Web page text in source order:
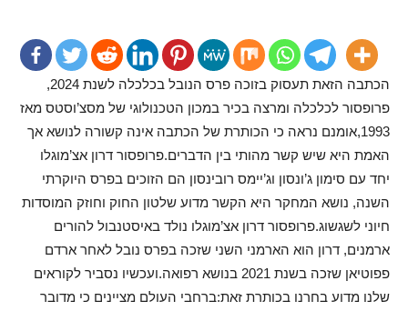
הכתבה הזאת תעסוק בזוכה פרס הנובל בכלכלה לשנת 2024,
פרופסור לכלכלה ומרצה בכיר במכון הטכנולוגי של מסצ’וסטס מאז
1993,אומנם נראה כי הכותרת של הכתבה אינה קשורה לנושא אך
האמת היא שיש קשר מהותי בין הדברים.פרופסור דרון אצ’מוגלו
יחד עם סימון ג’ונסון וג’יימס רובינסון הם הזוכים בפרס היוקרתי
השנה, נושא המחקר היא הקשר מדוע שלטון החוק וחוזק המוסדות
חיוני לשגשוג.פרופסור דרון אצ’מוגלו נולד באיסטנבול להורים
ארמנים, דרון הוא הארמני השני שזכה בפרס נובל לאחר ארדם
פפוטיאן שזכה בשנת 2021 בנושא רפואה.ועכשיו נסביר לקוראים
שלנו מדוע בחרנו בכותרת זאת:ברחבי העולם מציינים כי מדובר